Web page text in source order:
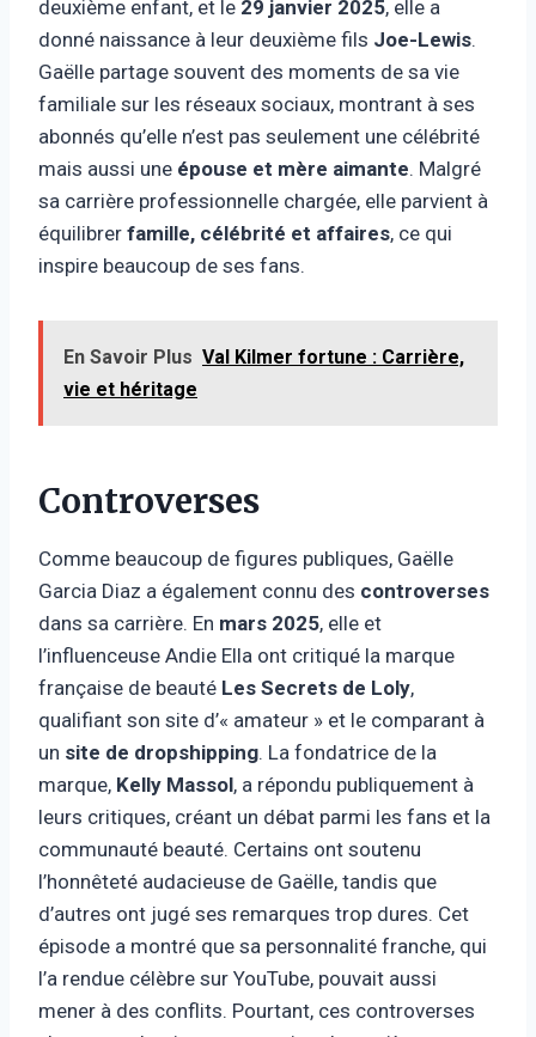
deuxième enfant, et le 29 janvier 2025, elle a
donné naissance à leur deuxième fils Joe-Lewis.
Gaëlle partage souvent des moments de sa vie
familiale sur les réseaux sociaux, montrant à ses
abonnés qu’elle n’est pas seulement une célébrité
mais aussi une épouse et mère aimante. Malgré
sa carrière professionnelle chargée, elle parvient à
équilibrer famille, célébrité et affaires, ce qui
inspire beaucoup de ses fans.
En Savoir Plus Val Kilmer fortune : Carrière,
vie et héritage
Controverses
Comme beaucoup de figures publiques, Gaëlle
Garcia Diaz a également connu des controverses
dans sa carrière. En mars 2025, elle et
l’influenceuse Andie Ella ont critiqué la marque
française de beauté Les Secrets de Loly,
qualifiant son site d’« amateur » et le comparant à
un site de dropshipping. La fondatrice de la
marque, Kelly Massol, a répondu publiquement à
leurs critiques, créant un débat parmi les fans et la
communauté beauté. Certains ont soutenu
l’honnêteté audacieuse de Gaëlle, tandis que
d’autres ont jugé ses remarques trop dures. Cet
épisode a montré que sa personnalité franche, qui
l’a rendue célèbre sur YouTube, pouvait aussi
mener à des conflits. Pourtant, ces controverses